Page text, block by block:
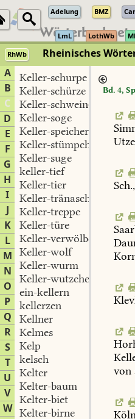
Adelung BMZ
LmL LothWb
RhWb
Rheinisches
A
B
C
D
E
F
G
H
I
J
K
L
M
N
O
P
Q
R
S
T
U
V
W
Keller-schurpe
Keller-schürze
Keller-schwein(chen)
Keller-soge
Keller-speicher
Keller-stümpchen
Keller-suge
keller-tief
Keller-tier
Keller-tränasche
Keller-treppe
Keller-türe
Keller-verwölbe
Keller-wolf
Keller-wurm
Keller-wutzchen
ein-kellern
kellerzen
Kellner
Kelmes
Kelp
kelsch
Kelter
Kelter-baum
Kelter-biet
Kelter-birne
Bd. 4,
Sch.,
von